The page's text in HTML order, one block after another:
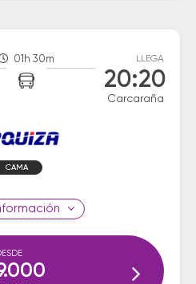
01h 30m LLEGA
20:20
Carcaraña
CAMA